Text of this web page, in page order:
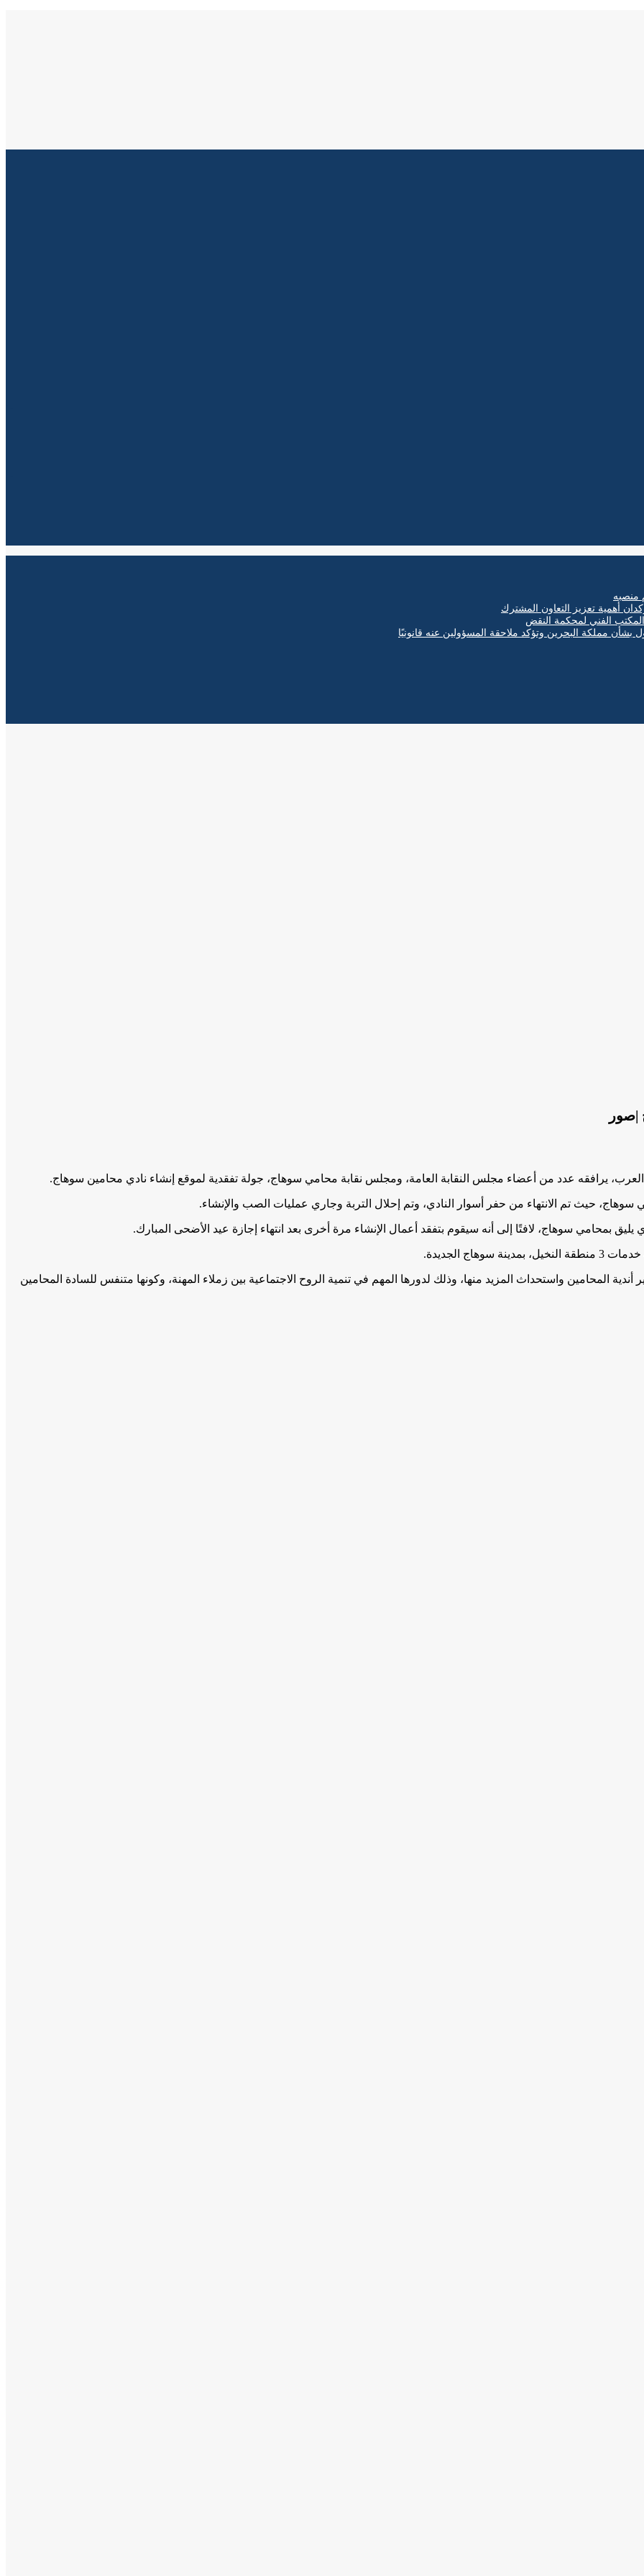
منصبه
أهمية تعزيز التعاون المشترك
بشأن مملكة البحرين وتؤكد ملاحقة المسؤولين عنه قانونيًا
|صور
العرب، يرافقه عدد من أعضاء مجلس النقابة العامة، ومجلس نقابة محامي سوهاج، جولة تفقدية لموقع إنشاء نادي محامين سوهاج.
حيث تم الانتهاء من حفر أسوار النادي، وتم إحلال التربة وجاري عمليات الصب والإنشاء.
بمحامي سوهاج، لافتًا إلى أنه سيقوم بتفقد أعمال الإنشاء مرة أخرى بعد انتهاء إجازة عيد الأضحى المبارك.
المحامين واستحداث المزيد منها، وذلك لدورها المهم في تنمية الروح الاجتماعية بين زملاء المهنة، وكونها متنفس للسادة المحامين